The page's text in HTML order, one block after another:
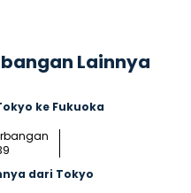
Lainnya
ke Fukuoka
dari Tokyo